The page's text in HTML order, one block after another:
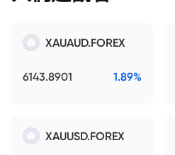
XAUAUD.FOREX
6143.8901 1.89%
XAUUSD.FOREX